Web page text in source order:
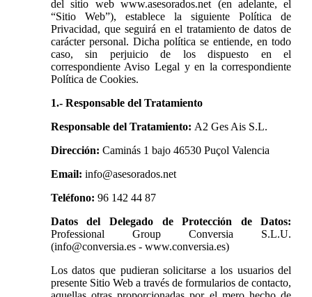
del sitio web www.asesorados.net (en adelante, el
“Sitio Web”), establece la siguiente Política de
Privacidad, que seguirá en el tratamiento de datos de
carácter personal. Dicha política se entiende, en todo
caso, sin perjuicio de los dispuesto en el
correspondiente Aviso Legal y en la correspondiente
Política de Cookies.
1.- Responsable del Tratamiento
Responsable del Tratamiento: A2 Ges Ais S.L.
Dirección: Caminás 1 bajo 46530 Puçol Valencia
Email: info@asesorados.net
Teléfono: 96 142 44 87
Datos del Delegado de Protección de Datos:
Professional Group Conversia S.L.U.
(info@conversia.es - www.conversia.es)
Los datos que pudieran solicitarse a los usuarios del
presente Sitio Web a través de formularios de contacto,